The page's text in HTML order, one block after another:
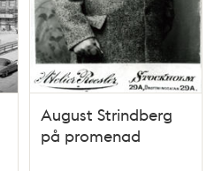
August Strindberg
på promenad